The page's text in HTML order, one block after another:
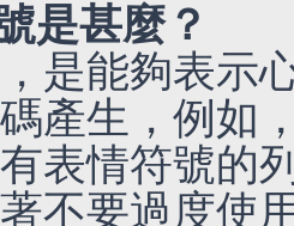
是甚麼？
是能夠表示
產生，例如
表情符號的
不要過度使